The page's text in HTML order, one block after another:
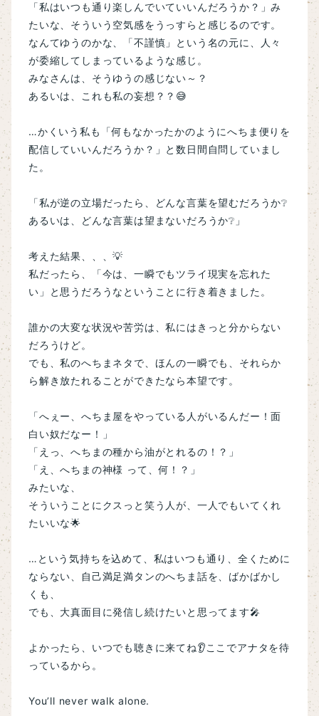
「私はいつも通り楽しんでいていいんだろうか？」み
たいな、そういう空気感をうっすらと感じるのです。
なんてゆうのかな、「不謹慎」という名の元に、人々
が委縮してしまっているような感じ。
みなさんは、そうゆうの感じない～？
あるいは、これも私の妄想？？😅
…かくいう私も「何もなかったかのようにへちま便りを
配信していいんだろうか？」と数日間自問していまし
た。
「私が逆の立場だったら、どんな言葉を望むだろうか❔
あるいは、どんな言葉は望まないだろうか❔」
考えた結果、、、💡
私だったら、
「今は、一瞬でもツライ現実を忘れた
い」と思うだろうなということに行き着きました。
誰かの大変な状況や苦労は、私にはきっと分からない
だろうけど。
でも、私のへちまネタで、ほんの一瞬でも、それらか
ら解き放たれることができたなら本望です。
「へぇー、へちま屋をやっている人がいるんだー！面
白い奴だなー！」
「えっ、へちまの種から油がとれるの！？」
「え、へちまの神様 って、何！？」
みたいな、
そういうことにクスっと笑う人が、一人でもいてくれ
たいいな🌟
…という気持ちを込めて、 私はいつも通り、全くために
ならない、
自己満足満タンのへちま話を、 ばかばかし
くも、
でも、大真面目に発信し続けたいと思ってます🎤
よかったら、いつでも聴きに来てね👂ここでアナタを待
っているから。
You’ll never walk alone.